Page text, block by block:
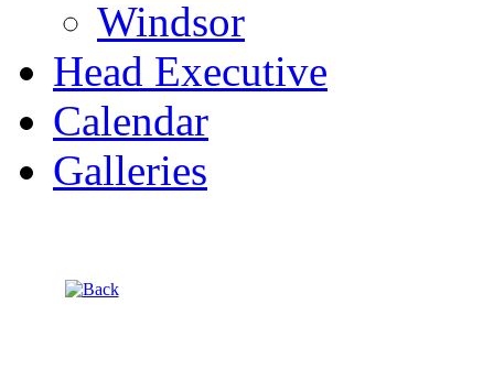
Windsor
Head Executive
Calendar
Galleries